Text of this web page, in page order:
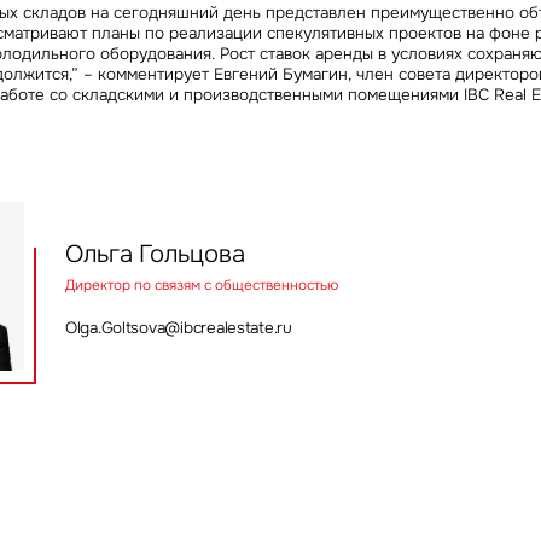
складов на сегодняшний день представлен преимущественно
планы по реализации спекулятивных проектов на фоне
оборудования. Рост ставок аренды в условиях
– комментирует Евгений Бумагин, член совета
со складскими и производственными помещениями IBC Real
Ольга Гольцова
Директор по связям с общественностью
Olga.Goltsova@ibcrealestate.ru
и Московская область
Петербург
на кнопку «Отправить», вы даете свое согласие на обработку и использование ваших
персональных данных
поле
формат
Это обязательное поле
Неверный формат
Отправить сообщение
Это обязательное поле
Инвестиции
Это обязательное поле